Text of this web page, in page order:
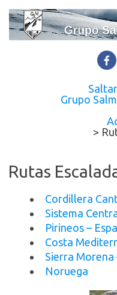
Grupo
>
Rutas
Cordillera
Sistema
Pirineos –
Costa
Sierra Morena
Noruega